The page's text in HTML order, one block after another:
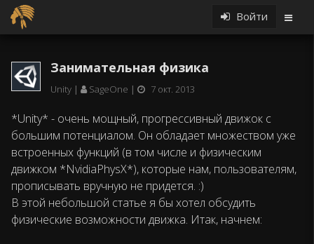
Войти
Занимательная физика
Unity SageOne 7 окт. 2013
*Unity* - очень мощный, прогрессивный движок с
большим потенциалом. Он обладает множеством уже
встроенных функций (в том числе и физическим
движком *NvidiaPhysX*), которые нам, пользователям,
прописывать вручную не придется. :)
В этой небольшой статье я бы хотел обсудить
физические возможности движка. Итак, начнем: